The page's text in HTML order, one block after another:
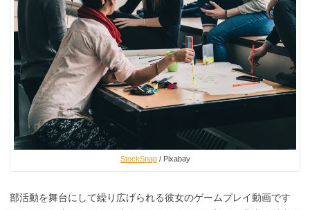
StockSnap/ Pixabay
部活動を舞台にして繰り広げられる彼女のゲームプレイ動画です